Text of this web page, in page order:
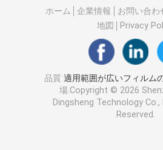
ホーム 企業情報 お問い合わ
地図
Privacy
品質 適用範囲が広いフィルム
場.Copyright © 2026
Dingsheng Technology
Reserved.